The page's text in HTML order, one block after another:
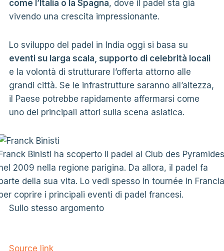
come l’Italia o la Spagna, dove il padel sta già
vivendo una crescita impressionante.
Lo sviluppo del padel in India oggi si basa su
eventi su larga scala, supporto di celebrità locali
e la volontà di strutturare l’offerta attorno alle
grandi città. Se le infrastrutture saranno all’altezza,
il Paese potrebbe rapidamente affermarsi come
uno dei principali attori sulla scena asiatica.
Binisti ha scoperto il padel al Club des Pyramides
2009 nella regione parigina. Da allora, il padel fa
della sua vita. Lo vedi spesso in tournée in Francia
coprire i principali eventi di padel francesi.
Sullo stesso argomento
Source link